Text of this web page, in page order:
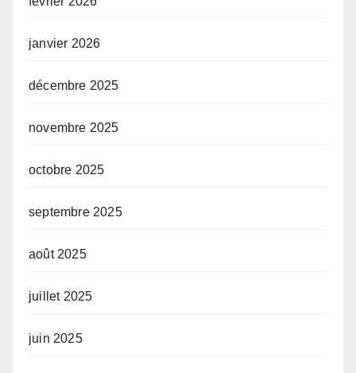
janvier 2026
décembre 2025
novembre 2025
octobre 2025
septembre 2025
août 2025
juillet 2025
juin 2025